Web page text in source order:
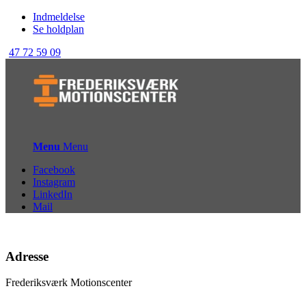
Indmeldelse
Se holdplan
47 72 59 09
Menu Menu
Facebook
Instagram
LinkedIn
Mail
Adresse
Frederiksværk Motionscenter